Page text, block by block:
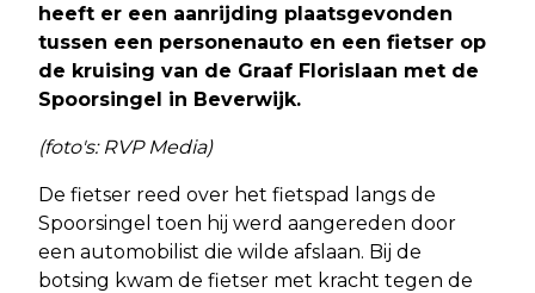
heeft er een aanrijding plaatsgevonden
tussen een personenauto en een fietser op
de kruising van de Graaf Florislaan met de
Spoorsingel in Beverwijk.
(foto's: RVP Media)
De fietser reed over het fietspad langs de
Spoorsingel toen hij werd aangereden door
een automobilist die wilde afslaan. Bij de
botsing kwam de fietser met kracht tegen de